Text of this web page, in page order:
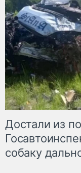
Достали из
собаку